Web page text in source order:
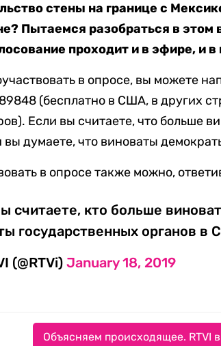
стены на границе с
Пытаемся разобраться в этом
проходит и в эфире, и в
в опросе, вы можете
(бесплатно в США, в других
Если вы считаете, что больше
вы думаете, что виноваты
в опросе также можно,
считаете, кто больше
государственных органов в
(@RTVi)January 18, 2019
Объясняем происходящее. RTVI